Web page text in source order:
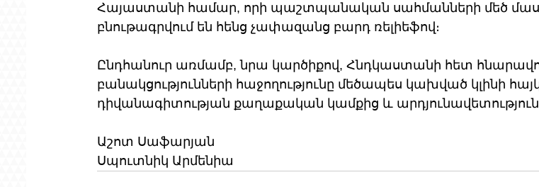
Հայաստանի համար, որի պաշտպանական սահմանների մեծ
բնութագրվում են հենց չափազանց բարդ ռելիեֆով։
Ընդհանուր առմամբ, նրա կարծիքով, Հնդկաստանի հետ
բանակցությունների հաջողությունը մեծապես կախված կլինի
դիվանագիտության քաղաքական կամքից և
Աշոտ Սաֆարյան
Սպուտնիկ Արմենիա